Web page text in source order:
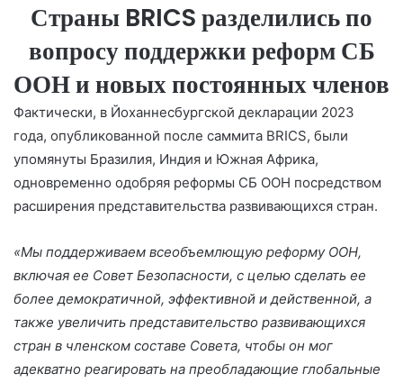
Страны BRICS разделились по
вопросу поддержки реформ СБ
ООН и новых постоянных членов
Фактически, в Йоханнесбургской декларации 2023
года, опубликованной после саммита BRICS, были
упомянуты Бразилия, Индия и Южная Африка,
одновременно одобряя реформы СБ ООН посредством
расширения представительства развивающихся стран.
«Мы поддерживаем всеобъемлющую реформу ООН,
включая ее Совет Безопасности, с целью сделать ее
более демократичной, эффективной и действенной, а
также увеличить представительство развивающихся
стран в членском составе Совета, чтобы он мог
адекватно реагировать на преобладающие глобальные